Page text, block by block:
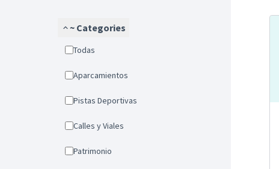
~ Categories
Todas
Aparcamientos
Pistas Deportivas
Calles y Viales
Patrimonio